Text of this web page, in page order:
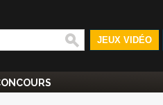
JEUX VIDÉO